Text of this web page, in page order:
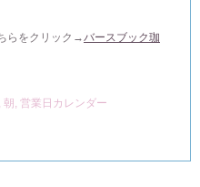
らをクリック→バースブック珈
朝, 営業日カレンダー